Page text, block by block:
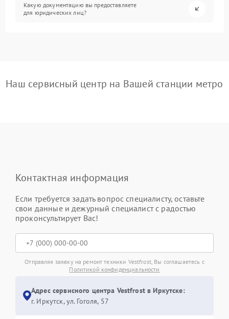
Какую документацию вы предоставляете
для юридических лиц?
Наш сервисный центр на Вашей станции метро
Контактная информация
Если требуется задать вопрос специалисту, оставьте
свои данные и дежурный специалист с радостью
проконсультирует Вас!
Отправляя заявку на ремонт техники Vestfrost, Вы соглашаетесь с
Политикой конфиденциальности
Адрес сервисного центра Vestfrost в Иркутске:
г. Иркутск, ул. ​Гоголя, 57